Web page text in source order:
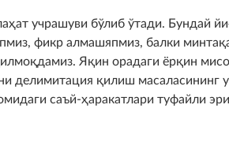
учрашуви бўлиб ўтади. Бундай
фикр алмашяпмиз, балки
Яқин орадаги ёрқин
делимитация қилиш масаласининг
саъй-ҳаракатлари туфайли